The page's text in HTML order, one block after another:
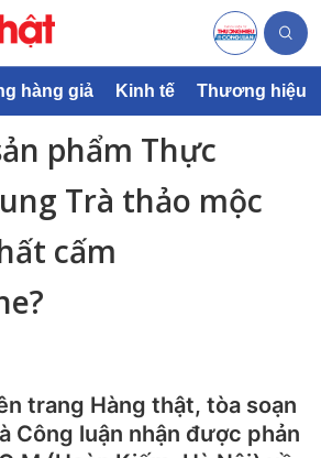
hàng giả Kinh tế Thương hiệu
phẩm Thực
Trà thảo mộc
cấm
trang Hàng thật, tòa soạn
Công luận nhận được phản